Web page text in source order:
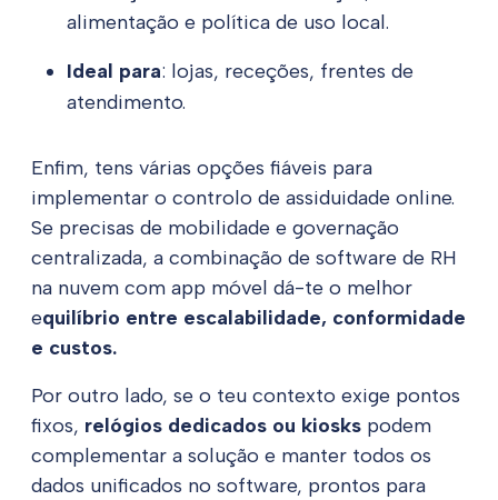
alimentação e política de uso local.
Ideal para: lojas, receções, frentes de
atendimento.
Enfim, tens várias opções fiáveis para
implementar o controlo de assiduidade online.
Se precisas de mobilidade e governação
centralizada, a combinação de software de RH
na nuvem com app móvel dá-te o melhor
equilíbrio entre escalabilidade, conformidade
e custos.
Por outro lado, se o teu contexto exige pontos
fixos, relógios dedicados ou kiosks podem
complementar a solução e manter todos os
dados unificados no software, prontos para